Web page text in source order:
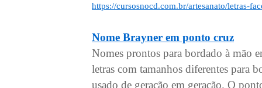
https://cursosnocd.com.br/artesanato/letras-
Nome Brayner em ponto cruz
Nomes prontos para bordado à mão
letras com tamanhos diferentes para
usado de geração em geração. O